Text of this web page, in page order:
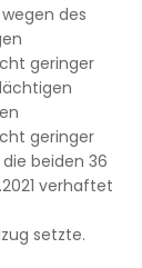
des
geringer
geringer
beiden 36
verhaftet
setzte.